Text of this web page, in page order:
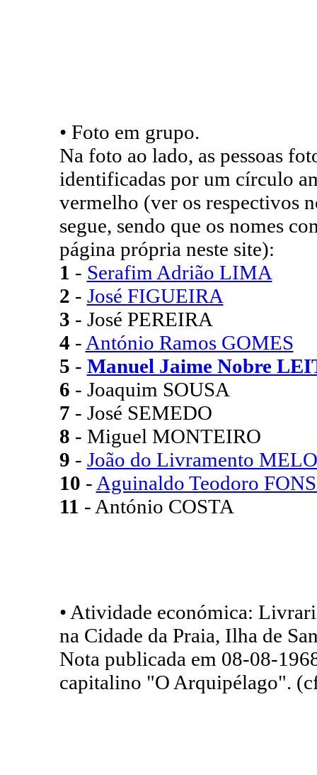
• Foto em grupo.
Na foto ao lado, as pessoas
identificadas por um círculo
vermelho (ver os respectivos
segue, sendo que os nomes
página própria neste site):
1 - Serafim Adrião LIMA
2 - José FIGUEIRA
3 - José PEREIRA
4 - António Ramos GOMES
5 - Manuel Jaime Nobre
6 - Joaquim SOUSA
7 - José SEMEDO
8 - Miguel MONTEIRO
9 - João do Livramento MELO
10 - Aguinaldo Teodoro
11 - António COSTA
• Atividade económica:
na Cidade da Praia, Ilha de
Nota publicada em 08-08-
capitalino "O Arquipélago".